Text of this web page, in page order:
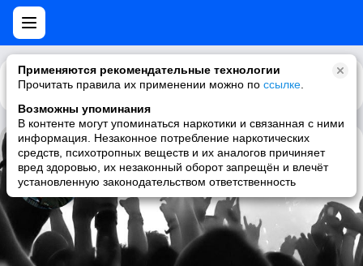
Применяются рекомендательные технологии
Прочитать правила их применении можно по ссылке
Возможны упоминания
В контенте могут упоминаться наркотики и связанная с ними
информация. Незаконное потребление наркотических
средств, психотропных веществ и их аналогов причиняет
вред здоровью, их незаконный оборот запрещён и влечёт
установленную законодательством ответственность
Каталог Рекомендации
Elektric Music
electronic, synthpop, technopop, electro